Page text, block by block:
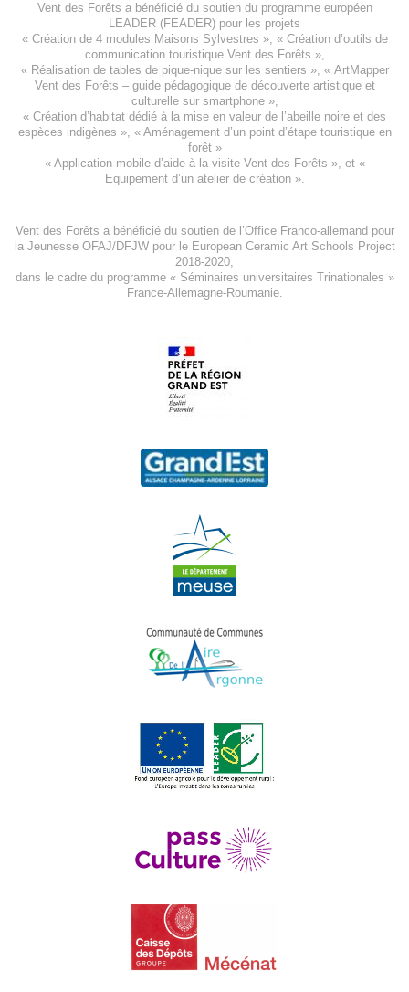
Vent des Forêts a bénéficié du soutien du programme européen
LEADER (FEADER) pour les projets
« Création de 4 modules Maisons Sylvestres », « Création d’outils de
communication touristique Vent des Forêts »,
« Réalisation de tables de pique-nique sur les sentiers », « ArtMapper
Vent des Forêts – guide pédagogique de découverte artistique et
culturelle sur smartphone »,
« Création d’habitat dédié à la mise en valeur de l’abeille noire et des
espèces indigènes », « Aménagement d’un point d’étape touristique en
forêt»
« Application mobile d’aide à la visite Vent des Forêts », et «
Equipement d’un atelier de création».
Vent des Forêts a bénéficié du soutien de l’Office Franco-allemand pour
la Jeunesse OFAJ/DFJWpour leEuropean Ceramic Art Schools Project
2018-2020,
dans le cadre du programme « Séminaires universitaires Trinationales »
France-Allemagne-Roumanie.